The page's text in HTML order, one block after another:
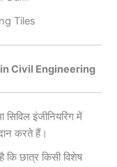
Tiles
Civil Engineering
सिविल इंजीनियरिंग में
करते हैं।
कि छात्र किसी विशेष